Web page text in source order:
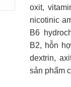
oxit,
nicotinic
B6
B2, hỗn
dextrin,
sản phẩm